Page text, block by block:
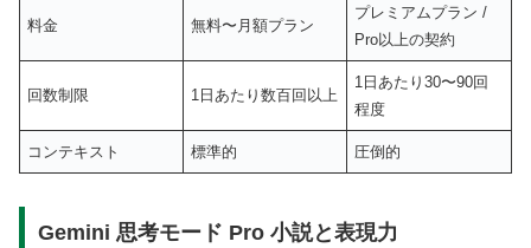
料金 無料〜月額プラン
プレミアムプラン /
Pro以上の契約
回数制限 1日あたり数百回以上
1日あたり30〜90回
程度
コンテキスト 標準的 圧倒的
Gemini 思考モード Pro 小説と表現力